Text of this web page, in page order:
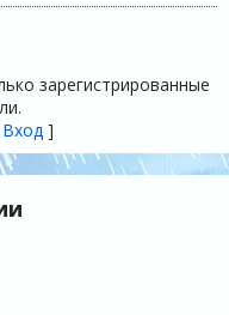
зарегистрированные
Вход]